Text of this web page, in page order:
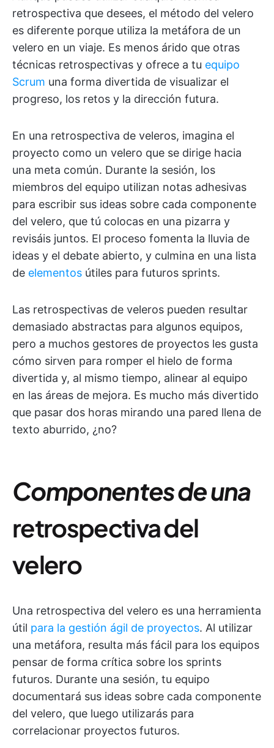
retrospectiva que desees, el método del velero
es diferente porque utiliza la metáfora de un
velero en un viaje. Es menos árido que otras
técnicas retrospectivas y ofrece a tu equipo
Scrum una forma divertida de visualizar el
progreso, los retos y la dirección futura.
En una retrospectiva de veleros, imagina el
proyecto como un velero que se dirige hacia
una meta común. Durante la sesión, los
miembros del equipo utilizan notas adhesivas
para escribir sus ideas sobre cada componente
del velero, que tú colocas en una pizarra y
revisáis juntos. El proceso fomenta la lluvia de
ideas y el debate abierto, y culmina en una lista
de elementos útiles para futuros sprints.
Las retrospectivas de veleros pueden resultar
demasiado abstractas para algunos equipos,
pero a muchos gestores de proyectos les gusta
cómo sirven para romper el hielo de forma
divertida y, al mismo tiempo, alinear al equipo
en las áreas de mejora. Es mucho más divertido
que pasar dos horas mirando una pared llena de
texto aburrido, ¿no?
Componentes de una
retrospectiva del
velero
Una retrospectiva del velero es una herramienta
útil para la gestión ágil de proyectos. Al utilizar
una metáfora, resulta más fácil para los equipos
pensar de forma crítica sobre los sprints
futuros. Durante una sesión, tu equipo
documentará sus ideas sobre cada componente
del velero, que luego utilizarás para
correlacionar proyectos futuros.